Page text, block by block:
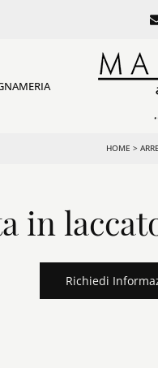
HOME >
in
Richiedi